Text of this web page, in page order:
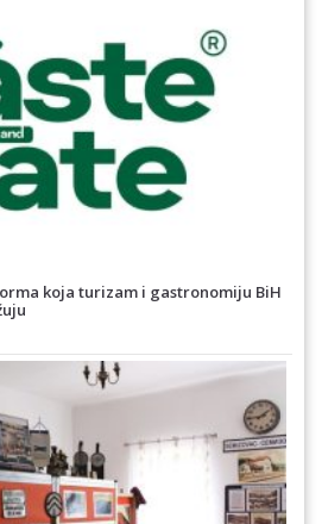
koja turizam i gastronomiju BiH